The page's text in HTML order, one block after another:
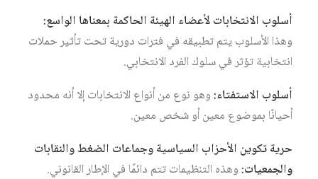
أسلوب الانتخابات لأعضاء الهيئة الحاكمة بمعناها الواسع:
وهذا الأسلوب يتم تطبيقه في فترات دورية تحت تأثير حملات
انتخابية تؤثر في سلوك الفرد الانتخابي.
أسلوب الاستفتاء:وهو نوع من أنواع الانتخابات إلا أنه محدود
أحيانًا بموضوع معين أو شخص معين.
حرية تكوين الأحزاب السياسية وجماعات الضغط والنقابات
والجمعيات:وهذه التنظيمات تتم دائمًا في الإطار القانوني.